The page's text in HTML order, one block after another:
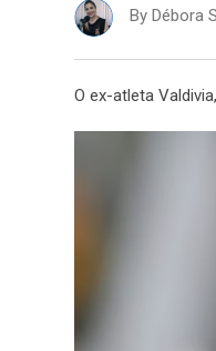
By Débora
O ex-atleta